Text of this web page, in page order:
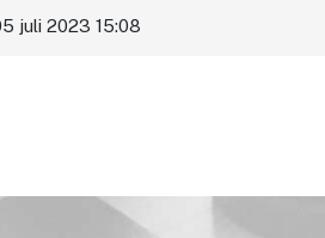
juli 2023 15:08